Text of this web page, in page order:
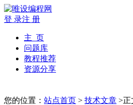
登 录注 册
主 页
问题库
教程推荐
资源分享
您的位置： 站点首页 > 技术文章 >正